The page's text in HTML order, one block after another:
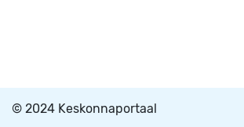
© 2024 Keskonnaportaal